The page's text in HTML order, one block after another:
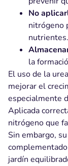
No
nitrógeno
nutrientes.
la
El uso de la
mejorar el
especialmente
Aplicada
nitrógeno que
Sin embargo,
jardín